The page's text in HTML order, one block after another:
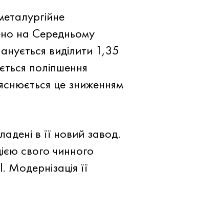
на Середньому
виділити 1,35
поліпшення
це зниженням
в її новий завод.
свого чинного
її